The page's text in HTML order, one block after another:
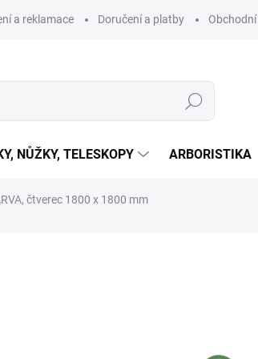
a reklamace Doručení a platby Obchodní
Hledat
NŮŽKY, TELESKOPY ARBORISTIKA
čtverec 1800 x 1800 mm